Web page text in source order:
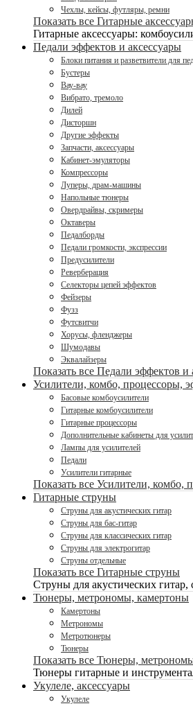
Чехлы, кейсы, футляры, ремни
Показать все Гитарные
Гитарные аксессуары:
Педали эффектов и аксессуары
Блоки питания и разветвители для
Бустеры
Вау-вау
Вибрато, тремоло
Дилей
Дисторшн
Другие эффекты
Запчасти, аксессуары
Кабинет-эмуляторы
Компрессоры
Луперы, драм-машины
Напольные тюнеры
Овердрайвы, скримеры
Октаверы
Педалборды
Педали громкости, экспрессии
Предусилители
Реверберация
Селекторы цепей эффектов
Фейзеры
Фузз
Футсвитчи
Хорусы, фленджеры
Шумодавы
Эквалайзеры
Показать все Педали эффектов и
Усилители, комбо, процессоры,
Басовые комбоусилители
Гитарные комбоусилители
Гитарные процессоры
Дополнительные кабинеты для
Лампы для усилителей
Педали
Усилители гитарные
Показать все Усилители, комбо,
Гитарные струны
Струны для акустических гитар
Струны для бас-гитар
Струны для классических гитар
Струны для электрогитар
Струны отдельные
Показать все Гитарные струны
Струны для акустических гитар,
Тюнеры, метрономы, камертоны
Камертоны
Метрономы
Метротюнеры
Тюнеры
Показать все Тюнеры,
Тюнеры гитарные и
Укулеле, аксессуары
Укулеле